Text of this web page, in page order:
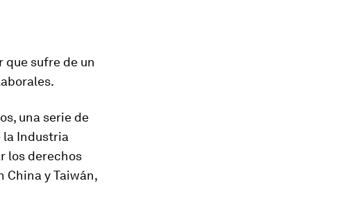
sufre de un
una serie de
la Industria
los derechos
China y Taiwán,